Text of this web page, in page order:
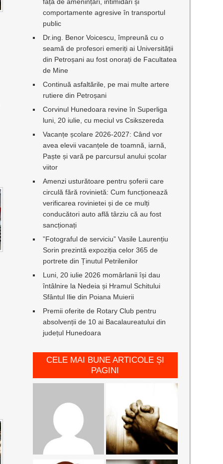
comportamente agresive în transportul
public
Dr.ing. Benor Voicescu, împreună cu o
seamă de profesori emeriți ai Universității
din Petroșani au fost onorați de Facultatea
de Mine
Continuă asfaltările, pe mai multe artere
rutiere din Petroșani
Corvinul Hunedoara revine în Superliga
luni, 20 iulie, cu meciul vs Csikszereda
Vacanțe școlare 2026-2027: Când vor
avea elevii vacanțele de toamnă, iarnă,
Paște și vară pe parcursul anului școlar
viitor
Amenzi usturătoare pentru șoferii care
circulă fără rovinietă: Cum funcționează
verificarea rovinietei și de ce mulți
conducători auto află târziu că au fost
sancționați
”Fotograful de serviciu” Vasile Laurențiu
Sorin prezintă expoziția celor 365 de
portrete din Ținutul Petrilenilor
Luni, 20 iulie 2026 momârlanii își dau
întâlnire la Nedeia și Hramul Schitului
Sfântul Ilie din Poiana Muierii
Premii oferite de Rotary Club pentru
absolvenții de 10 ai Bacalaureatului din
județul Hunedoara
CELE MAI BUNE ARTICOLE ȘI
PAGINI